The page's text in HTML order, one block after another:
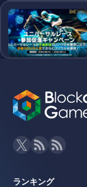
ランキング